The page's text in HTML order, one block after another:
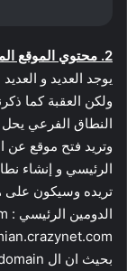
2. محتوي الموقع المتعدد :
يوجد العديد و
ولكن العقبة كما
النطاق الفرعي
وتريد فتح موقع عن
الرئيسي و إنشاء
تريده وسيكون على